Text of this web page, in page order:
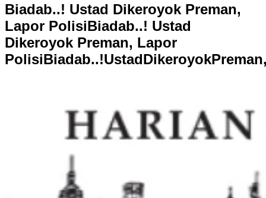
Biadab..! Ustad Dikeroyok Preman,
Lapor PolisiBiadab..! Ustad
Dikeroyok Preman, Lapor
PolisiBiadab..!UstadDikeroyokPreman